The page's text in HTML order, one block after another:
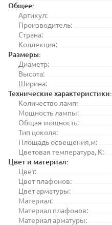
Общее:
Артикул:
Производитель:
Страна:
Коллекция:
Размеры:
Диаметр:
Высота:
Ширина:
Технические характеристики:
Количество ламп:
Мощность лампы:
Общая мощность:
Тип цоколя:
Площадь освещения,м:
Цветовая температура, K:
Цвет и материал:
Цвет:
Цвет плафонов:
Цвет арматуры:
Материал:
Материал плафонов:
Материал арматуры: